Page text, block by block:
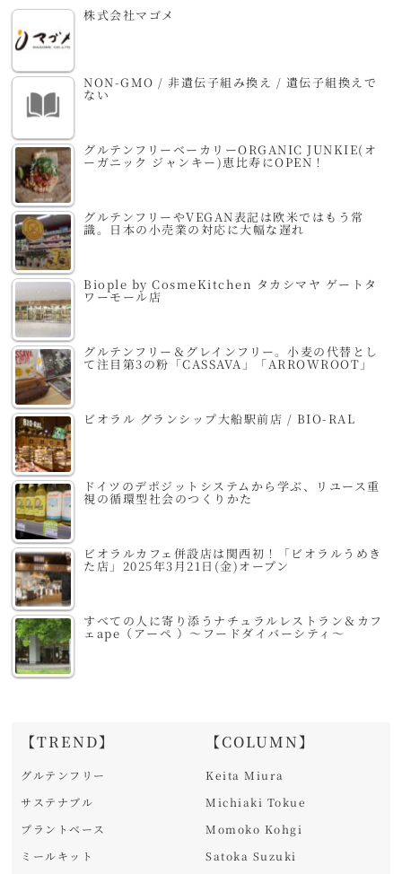
株式会社マゴメ
NON-GMO / 非遺伝子組み換え / 遺伝子組換えで
ない
グルテンフリーベーカリーORGANIC JUNKIE(オ
ーガニック ジャンキー)恵比寿にOPEN！
グルテンフリーやVEGAN表記は欧米ではもう常
識。日本の小売業の対応に大幅な遅れ
Biople by CosmeKitchen タカシマヤ ゲートタ
ワーモール店
グルテンフリー＆グレインフリー。小麦の代替とし
て注目第3の粉「CASSAVA」「ARROWROOT」
ビオラル グランシップ大船駅前店 / BIO-RAL
ドイツのデポジットシステムから学ぶ、リユース重
視の循環型社会のつくりかた
ビオラルカフェ併設店は関西初！「ビオラルうめき
た店」2025年3月21日(金)オープン
すべての人に寄り添うナチュラルレストラン＆カフ
ェape（アーペ ）～フードダイバーシティ～
【TREND】
グルテンフリー
サステナブル
プラントベース
ミールキット
【COLUMN】
Keita Miura
Michiaki Tokue
Momoko Kohgi
Satoka Suzuki